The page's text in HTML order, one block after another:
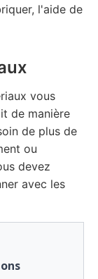
l'aide de
vous
de manière
de plus de
ou
devez
avec les